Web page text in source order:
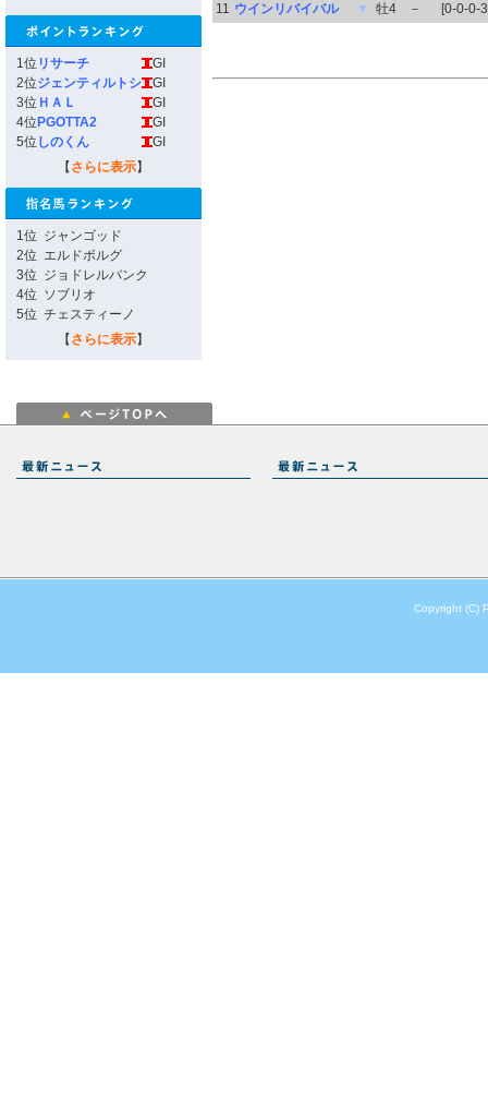
1位 リサーチ
GI
2位ジェンティルトシ
GI
3位 ＨＡＬ
GI
4位 PGOTTA2
GI
5位 しのくん
GI
【 さらに表示】
1位 ジャンゴッド
2位 エルドボルグ
3位 ジョドレルバンク
4位 ソブリオ
5位 チェスティーノ
【 さらに表示】
11 ウインリバイバル ▼ 牡4 － [0-0-0-
Copyright (C)